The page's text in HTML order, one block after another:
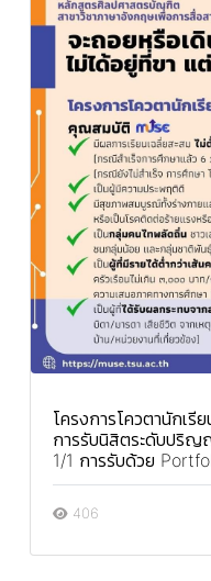
โครงการโควตานักเรี
การรับนิสิตระดับปริ
1/1 การรับด้วย
406